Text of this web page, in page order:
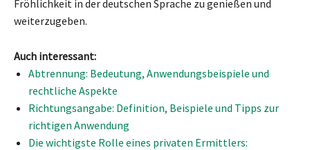
Fröhlichkeit in der deutschen Sprache zu genießen und
weiterzugeben.
Auch interessant:
Abtrennung: Bedeutung, Anwendungsbeispiele und
rechtliche Aspekte
Richtungsangabe: Definition, Beispiele und Tipps zur
richtigen Anwendung
Die wichtigste Rolle eines privaten Ermittlers: